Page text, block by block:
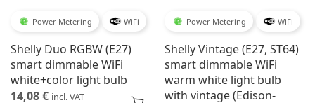
Power Metering WiFi
Shelly Duo RGBW (E27)
smart dimmable WiFi
white+color light bulb
14,08€ incl. VAT
Power Metering WiFi
Shelly Vintage (E27, ST64)
smart dimmable WiFi
warm white light bulb
with vintage (Edison-